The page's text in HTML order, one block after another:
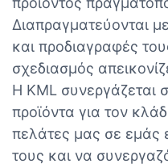
Διαπραγματεύονται
και προδιαγραφές
σχεδιασμός
Η KML συνεργάζεται
προϊόντα για τον
πελάτες μας σε εμάς
τους και να